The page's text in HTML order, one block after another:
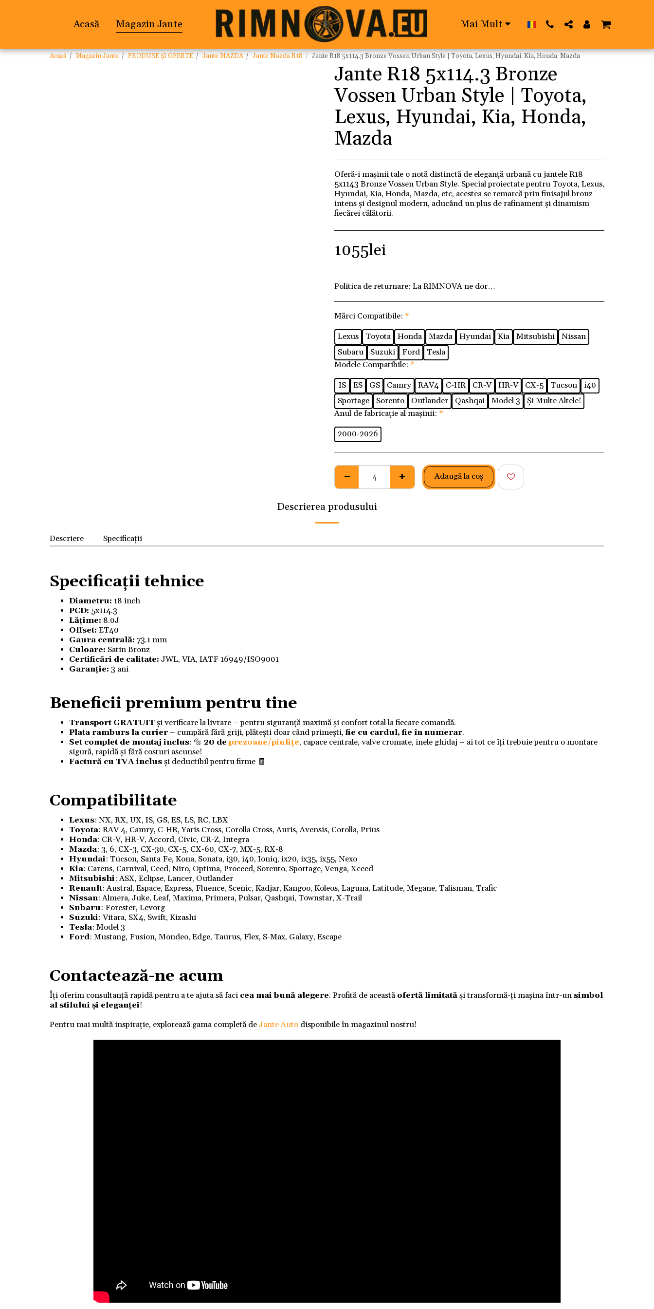
Acasă Magazin Jante Mai Mult
Acasă Magazin Jante PRODUSE ȘI OFERTE Jante MAZDA Jante Mazda R18 Jante R18 5x114.3 Bronze Vossen Urban Style | Toyota, Lexus, Hyundai, Kia, Honda, Mazda
Jante R18 5x114.3 Bronze
Vossen Urban Style | Toyota,
Lexus, Hyundai, Kia, Honda,
Mazda
Oferă-i mașinii tale o notă distinctă de eleganță urbană cu jantele R18
5x1143 Bronze Vossen Urban Style. Special proiectate pentru Toyota, Lexus,
Hyundai, Kia, Honda, Mazda, etc, acestea se remarcă prin finisajul bronz
intens și designul modern, aducând un plus de rafinament și dinamism
fiecărei călătorii.
1055lei
Politica de returnare: La RIMNOVA ne dorim ca fiecare client să fie pe
Mărci Compatibile: *
Lexus
Toyota Honda Mazda Hyundai Kia Mitsubishi
Nissan
Subaru
Suzuki Ford
Tesla
Modele Compatibile: *
IS
ES GS Camry RAV4 C-HR CR-V HR-V CX-5 Tucson
i40
Sportage
Sorento Outlander Qashqai Model 3
Și Multe Altele!
Anul de fabricație al mașinii: *
2000-2026
Adaugă la coş
Descrierea produsului
Descriere Specificații
Specificații tehnice
Diametru: 18 inch
PCD: 5x114.3
Lățime: 8.0J
Offset: ET40
Gaura centrală: 73.1 mm
Culoare: Satin Bronz
Certificări de calitate: JWL, VIA, IATF 16949/ISO9001
Garanție: 3 ani
Beneficii premium pentru tine
Transport GRATUITși verificare la livrare – pentru siguranță maximă și confort total la fiecare comandă.
Plata ramburs la curier– cumpără fără griji, plătești doar când primești,fie cu cardul, fie în numerar.
Set complet de montaj inclus: 🔩 20 deprezoane/piulițe, capace centrale, valve cromate, inele ghidaj – ai tot ce îți trebuie pentru o montare
sigură, rapidă și fără costuri ascunse!
Factură cu TVA inclusși deductibil pentru firme 🧾
Compatibilitate
Lexus: NX, RX, UX, IS, GS, ES, LS, RC, LBX
Toyota: RAV 4, Camry, C-HR, Yaris Cross, Corolla Cross, Auris, Avensis, Corolla, Prius
Honda: CR-V, HR-V, Accord, Civic, CR-Z, Integra
Mazda: 3, 6, CX-3, CX-30, CX-5, CX-60, CX-7, MX-5, RX-8
Hyundai: Tucson, Santa Fe, Kona, Sonata, i30, i40, Ioniq, ix20, ix35, ix55, Nexo
Kia: Carens, Carnival, Ceed, Niro, Optima, Proceed, Sorento, Sportage, Venga, Xceed
Mitsubishi: ASX, Eclipse, Lancer, Outlander
Renault: Austral, Espace, Express, Fluence, Scenic, Kadjar, Kangoo, Koleos, Laguna, Latitude, Megane, Talisman, Trafic
Nissan: Almera, Juke, Leaf, Maxima, Primera, Pulsar, Qashqai, Townstar, X-Trail
Subaru: Forester, Levorg
Suzuki: Vitara, SX4, Swift, Kizashi
Tesla: Model 3
Ford: Mustang, Fusion, Mondeo, Edge, Taurus, Flex, S-Max, Galaxy, Escape
Contactează-ne acum
Îți oferim consultanță rapidă pentru a te ajuta să faci cea mai bună alegere. Profită de această ofertă limitatăși transformă-ți mașina într-un simbol
al stilului și eleganței!
Pentru mai multă inspirație, explorează gama completă deJante Auto disponibile în magazinul nostru!